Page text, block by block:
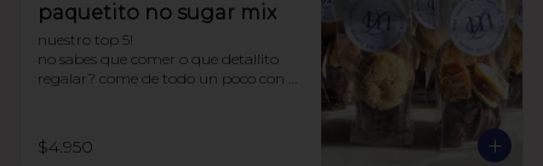
todo endulzado con alulosa.
paquetito no sugar mix
nuestro top 5!
no sabes que comer o que detallito
regalar? come de todo un poco con
Incluye:
$4.950